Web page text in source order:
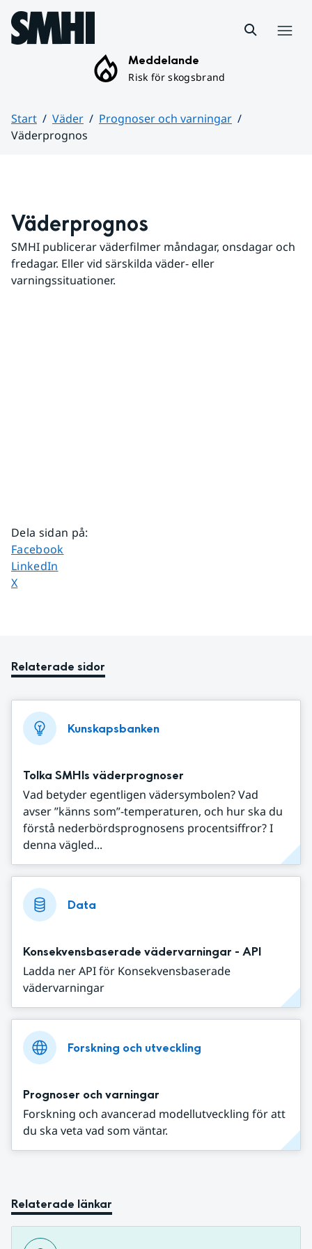
Hoppa till sidans innehåll
Meddelande
Risk för skogsbrand
Start Väder
Prognoser och varningar
Väderprognos
Väderprognos
SMHI publicerar väderfilmer måndagar, onsdagar och
fredagar. Eller vid särskilda väder- eller
varningssituationer.
Dela sidan på:
Dela sidan på
Facebook
Dela sidan på
LinkedIn
Dela sidan på
X
Relaterade sidor
Kunskapsbanken
Tolka SMHIs väderprognoser
Vad betyder egentligen vädersymbolen? Vad
avser ”känns som”-temperaturen, och hur ska du
förstå nederbördsprognosens procentsiffror? I
denna vägled...
Data
Konsekvensbaserade vädervarningar - API
Ladda ner API för Konsekvensbaserade
vädervarningar
Forskning och utveckling
Prognoser och varningar
Forskning och avancerad modellutveckling för att
du ska veta vad som väntar.
Relaterade länkar